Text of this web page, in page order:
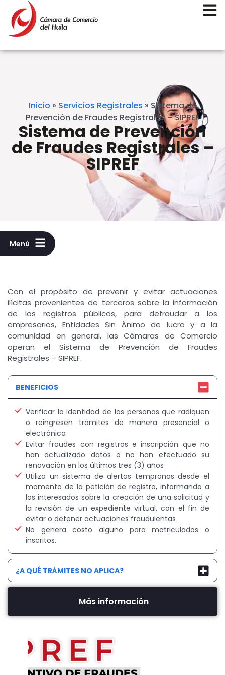
Inicio » Servicios Registrales » Sistema de
Prevención de Fraudes Registrales – SIPREF
Sistema de Prevención
de Fraudes Registrales –
SIPREF
Menú
Con el propósito de prevenir y evitar actuaciones
ilícitas provenientes de terceros sobre la información
de los registros públicos, para defraudar a los
empresarios, Entidades Sin Ánimo de lucro y a la
comunidad en general, las Cámaras de Comercio
operan el Sistema de Prevención de Fraudes
Registrales – SIPREF.
BENEFICIOS
Verificar la identidad de las personas que radiquen
o reingresen trámites de manera presencial o
electrónica
Evitar fraudes con registros e inscripción que no
han actualizado datos o no han efectuado su
renovación en los últimos tres (3) años
Utiliza un sistema de alertas tempranas desde el
momento de la petición de registro, informando a
los interesados sobre la creación de una solicitud y
la revisión de un expediente virtual, con el fin de
evitar o detener actuaciones fraudulentas
No genera costo alguno para matriculados o
inscritos.
¿A QUÉ TRÁMITES NO APLICA?
Más información